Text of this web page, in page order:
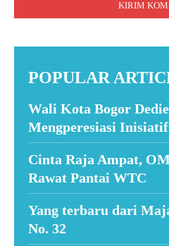
POPULAR
Wali Kota Bogor
Mengperesiasi
Cinta Raja Ampat,
Rawat Pantai WTC
Yang terbaru dari
No. 32